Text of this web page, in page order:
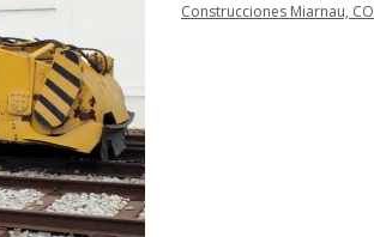
Construcciones Miarnau,